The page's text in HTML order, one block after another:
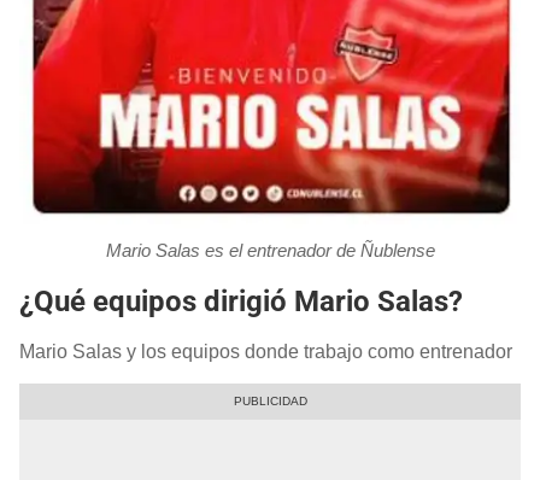
Mario Salas es el entrenador de Ñublense
¿Qué equipos dirigió Mario Salas?
Mario Salas y los equipos donde trabajo como entrenador